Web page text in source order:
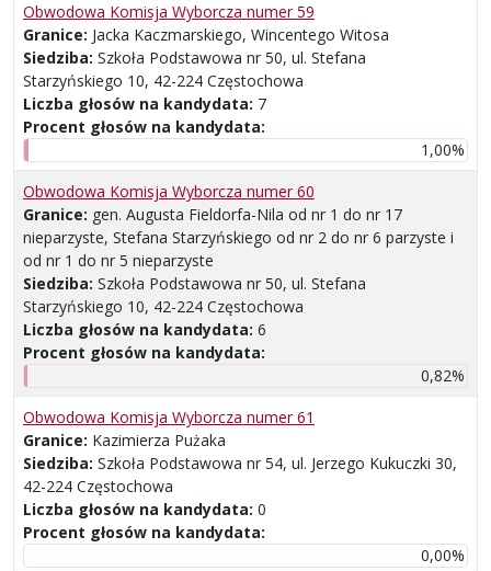
Obwodowa Komisja Wyborcza numer 59
Granice: Jacka Kaczmarskiego, Wincentego Witosa
Siedziba: Szkoła Podstawowa nr 50, ul. Stefana
Starzyńskiego 10, 42-224 Częstochowa
Liczba głosów na kandydata: 7
Procent głosów na kandydata:
1,00%
Obwodowa Komisja Wyborcza numer 60
Granice: gen. Augusta Fieldorfa-Nila od nr 1 do nr 17
nieparzyste, Stefana Starzyńskiego od nr 2 do nr 6 parzyste i
od nr 1 do nr 5 nieparzyste
Siedziba: Szkoła Podstawowa nr 50, ul. Stefana
Starzyńskiego 10, 42-224 Częstochowa
Liczba głosów na kandydata: 6
Procent głosów na kandydata:
0,82%
Obwodowa Komisja Wyborcza numer 61
Granice: Kazimierza Pużaka
Siedziba: Szkoła Podstawowa nr 54, ul. Jerzego Kukuczki 30,
42-224 Częstochowa
Liczba głosów na kandydata: 0
Procent głosów na kandydata:
0,00%